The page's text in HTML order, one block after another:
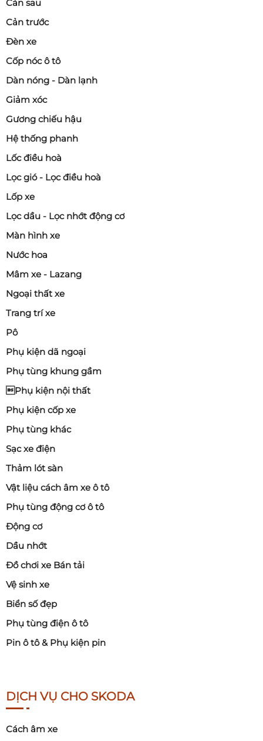
Cản sau
Cản trước
Đèn xe
Cốp nóc ô tô
Dàn nóng - Dàn lạnh
Giảm xóc
Gương chiếu hậu
Hệ thống phanh
Lốc điều hoà
Lọc gió - Lọc điều hoà
Lốp xe
Lọc dầu - Lọc nhớt động cơ
Màn hình xe
Nước hoa
Mâm xe - Lazang
Ngoại thất xe
Trang trí xe
Pô
Phụ kiện dã ngoại
Phụ tùng khung gầm
Phụ kiện nội thất
Phụ kiện cốp xe
Phụ tùng khác
Sạc xe điện
Thảm lót sàn
Vật liệu cách âm xe ô tô
Phụ tùng động cơ ô tô
Động cơ
Dầu nhớt
Đồ chơi xe Bán tải
Vệ sinh xe
Biển số đẹp
Phụ tùng điện ô tô
Pin ô tô & Phụ kiện pin
DỊCH VỤ CHO SKODA
Cách âm xe